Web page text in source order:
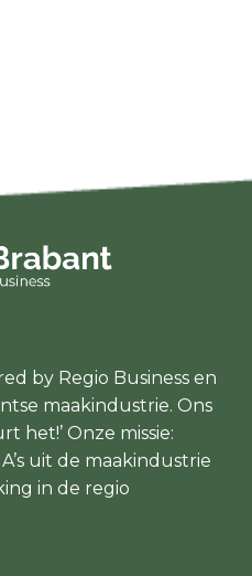
by Regio Business en
maakindustrie. Ons
het!’ Onze missie:
uit de maakindustrie
in de regio